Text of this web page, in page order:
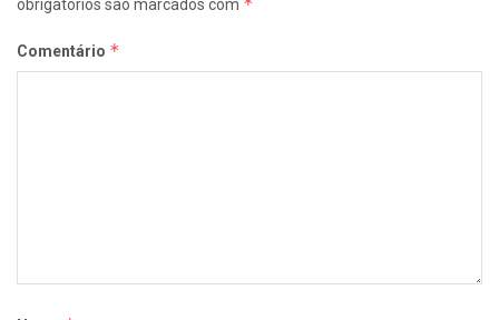
obrigatórios são marcados com
Comentário *